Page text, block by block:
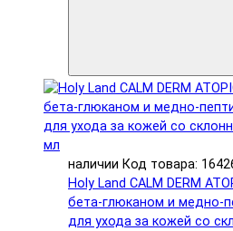
наличии Код товара:
Holy Land CALM DERM
бета-глюканом и медно-
для ухода за кожей со